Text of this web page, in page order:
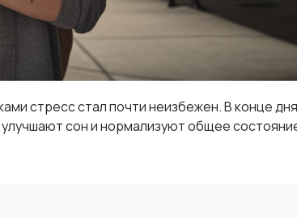
стресс стал почти неизбежен. В конце
сон и нормализуют общее